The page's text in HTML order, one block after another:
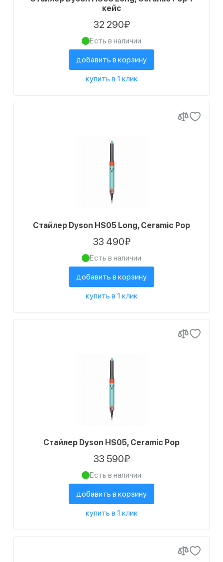
кейс
32 290₽
Есть в наличии
добавить в корзину
купить в 1 клик
Стайлер Dyson HS05 Long, Ceramic Pop
33 490₽
Есть в наличии
добавить в корзину
купить в 1 клик
Стайлер Dyson HS05, Ceramic Pop
33 590₽
Есть в наличии
добавить в корзину
купить в 1 клик